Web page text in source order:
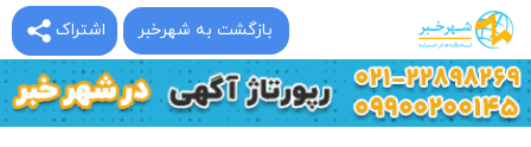
اشتراک بازگشت به شهرخبر